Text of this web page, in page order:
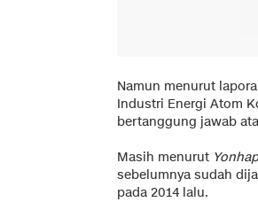
Namun menurut
Industri Energi Atom
bertanggung jawab
Masih menurut Yonhap
sebelumnya sudah
pada 2014 lalu.